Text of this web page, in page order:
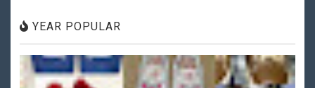
YEAR POPULAR